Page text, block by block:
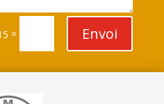
= Envoi